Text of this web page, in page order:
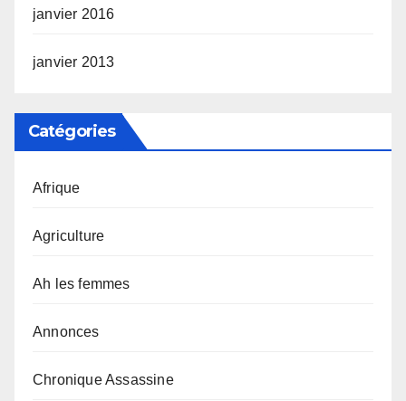
janvier 2016
janvier 2013
Catégories
Afrique
Agriculture
Ah les femmes
Annonces
Chronique Assassine